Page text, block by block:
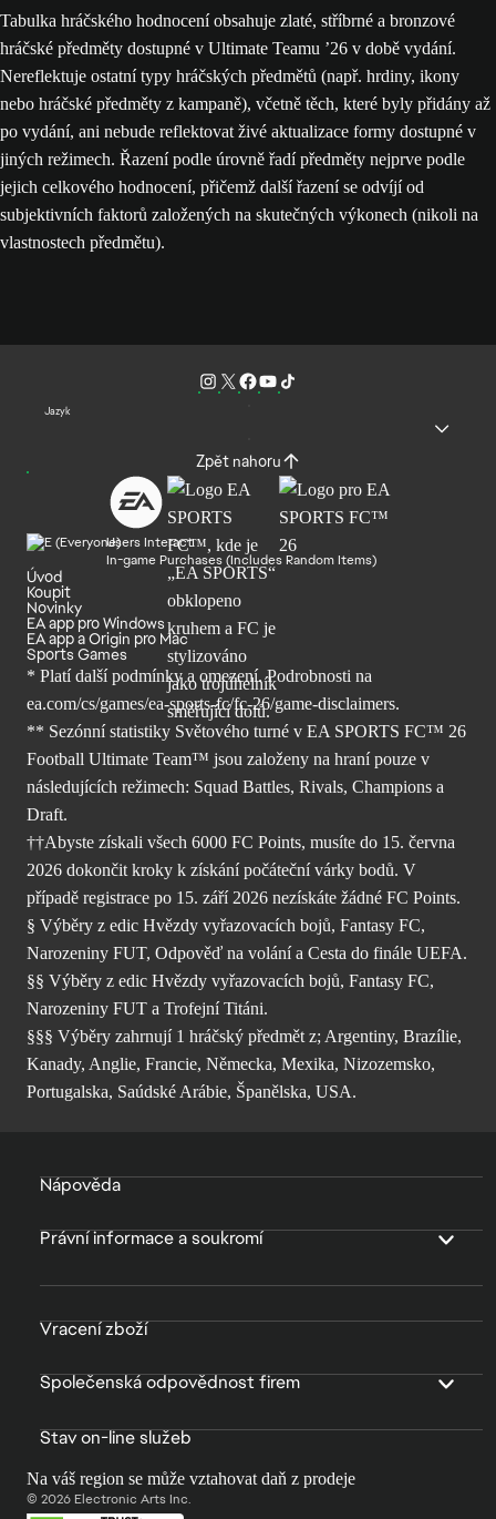
Tabulka hráčského hodnocení obsahuje zlaté, stříbrné a bronzové
hráčské předměty dostupné v Ultimate Teamu ’26 v době vydání.
Nereflektuje ostatní typy hráčských předmětů (např. hrdiny, ikony
nebo hráčské předměty z kampaně), včetně těch, které byly přidány až
po vydání, ani nebude reflektovat živé aktualizace formy dostupné v
jiných režimech. Řazení podle úrovně řadí předměty nejprve podle
jejich celkového hodnocení, přičemž další řazení se odvíjí od
subjektivních faktorů založených na skutečných výkonech (nikoli na
vlastnostech předmětu).
Jazyk
Zpět nahoru
Users Interact
In-game Purchases (Includes Random Items)
Úvod
Koupit
Novinky
EA app pro Windows
EA app a Origin pro Mac
Sports Games
* Platí další podmínky a omezení. Podrobnosti na
ea.com/cs/games/ea-sports-fc/fc-26/game-disclaimers.
** Sezónní statistiky Světového turné v EA SPORTS FC™ 26
Football Ultimate Team™ jsou založeny na hraní pouze v
následujících režimech: Squad Battles, Rivals, Champions a
Draft.
††Abyste získali všech 6000 FC Points, musíte do 15. června
2026 dokončit kroky k získání počáteční várky bodů. V
případě registrace po 15. září 2026 nezískáte žádné FC Points.
§ Výběry z edic Hvězdy vyřazovacích bojů, Fantasy FC,
Narozeniny FUT, Odpověď na volání a Cesta do finále UEFA.
§§ Výběry z edic Hvězdy vyřazovacích bojů, Fantasy FC,
Narozeniny FUT a Trofejní Titáni.
§§§ Výběry zahrnují 1 hráčský předmět z; Argentiny, Brazílie,
Kanady, Anglie, Francie, Německa, Mexika, Nizozemsko,
Portugalska, Saúdské Arábie, Španělska, USA.
Nápověda
Právní informace a soukromí
Vracení zboží
Společenská odpovědnost firem
Stav on-line služeb
Na váš region se může vztahovat daň z prodeje
© 2026 Electronic Arts Inc.